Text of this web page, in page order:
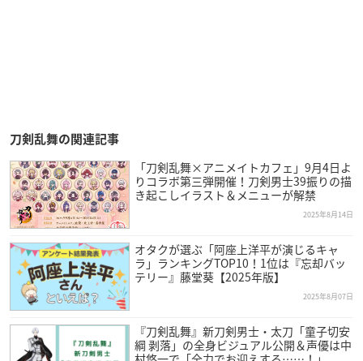
刀剣乱舞の関連記事
「刀剣乱舞×アニメイトカフェ」9月4日よ
りコラボ第三弾開催！刀剣男士39振りの描
き起こしイラスト＆メニューが解禁
2025年8月14日
オタクが選ぶ「阿座上洋平が演じるキャ
ラ」ランキングTOP10！1位は『忘却バッ
テリー』藤堂葵【2025年版】
2025年8月07日
『刀剣乱舞』新刀剣男士・太刀「童子切安
綱 剥落」の全身ビジュアル公開＆声優は中